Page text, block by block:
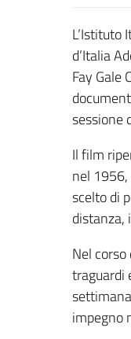
L’Istituto
d’Italia
Fay Gale
sessione
Il film
nel
scelto di
distanza,
Nel
traguardi
impegno